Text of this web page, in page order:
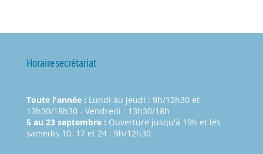
Horaire secrétariat
Toute l'année : Lundi au jeudi : 9h/12h30 et
13h30/18h30 - Vendredi : 13h30/18h
5 au 23 septembre : Ouverture jusqu'à 19h et les
samedis 10, 17 et 24 : 9h/12h30